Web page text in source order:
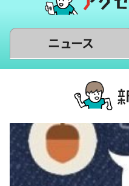
ニュース